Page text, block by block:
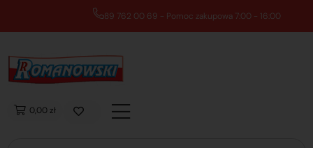
89 762 00 69 - Pomoc zakupowa 7:00 - 16:00
0,00 zł